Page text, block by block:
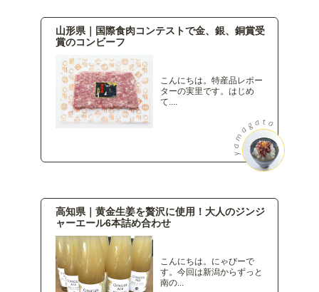
山形県｜国際食肉コンテストで金、銀、銅賞受
賞のコンビーフ
こんにちは。特産品レポー
ターの実里です。はじめ
て....
高知県｜黄金生姜を贅沢に使用！大人のジンジ
ャーエール6本詰め合わせ
こんにちは。にゃびーで
す。今回は新潟からずっと
南の...